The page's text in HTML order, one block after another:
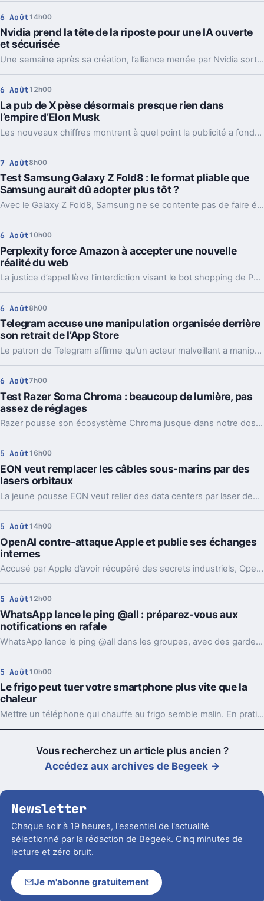
6 Août 14h00
Nvidia prend la tête de la riposte pour une IA ouverte
et sécurisée
Une semaine après sa création, l’alliance menée par Nvidia sort déjà des propositions concrètes pour sécuriser l’IA ouverte. Et ce timing compte.
6 Août 12h00
La pub de X pèse désormais presque rien dans
l’empire d’Elon Musk
Les nouveaux chiffres montrent à quel point la publicité a fondu sur X depuis 2022. Et même en légère hausse sur un trimestre, elle pèse peu dans l’ensemble.
7 Août8h00
Test Samsung Galaxy Z Fold8 : le format pliable que
Samsung aurait dû adopter plus tôt ?
Avec le Galaxy Z Fold8, Samsung ne se contente pas de faire évoluer son smartphone pliable : il change complètement sa philosophie avec un appareil plus court, plus large et étonnamment compact. Un choix qui fonctionne particulièrement bien au quotidien, même si les concessions faites sur la photo et l’autonomie sont difficiles à ignorer sur un smartphone vendu à partir de 1 999 euros.
6 Août 10h00
Perplexity force Amazon à accepter une nouvelle
réalité du web
La justice d’appel lève l’interdiction visant le bot shopping de Perplexity sur Amazon. Une victoire nette, mais loin d’être la fin du match.
6 Août8h00
Telegram accuse une manipulation organisée derrière
son retrait de l’App Store
Le patron de Telegram affirme qu’un acteur malveillant a manipulé les signalements pour faire retirer l’app par Apple. Un précédent qui inquiète vraiment.
6 Août7h00
Test Razer Soma Chroma : beaucoup de lumière, pas
assez de réglages
Razer pousse son écosystème Chroma jusque dans notre dos avec la Soma Chroma, une chaise gaming bardée de RGB et proposée à 529,99 euros. Spectaculaire dans un setup, confortable au quotidien, elle nous laisse pourtant un sentiment mitigé face à une ergonomie étonnamment peu personnalisable à ce niveau de prix.
5 Août 16h00
EON veut remplacer les câbles sous-marins par des
lasers orbitaux
La jeune pousse EON veut relier des data centers par laser depuis l’orbite. Une idée très ambitieuse, portée par l’explosion des besoins en IA.
5 Août 14h00
OpenAI contre-attaque Apple et publie ses échanges
internes
Accusé par Apple d’avoir récupéré des secrets industriels, OpenAI riposte avec des mails et des logs de chat. L’enjeu va bien au-delà du simple procès.
5 Août 12h00
WhatsApp lance le ping @all : préparez-vous aux
notifications en rafale
WhatsApp lance le ping @all dans les groupes, avec des garde-fous. Sondages et création de sous-groupes gagnent aussi en souplesse.
5 Août 10h00
Le frigo peut tuer votre smartphone plus vite que la
chaleur
Mettre un téléphone qui chauffe au frigo semble malin. En pratique, la condensation et le choc thermique peuvent l’abîmer bien plus vite.
Vous recherchez un article plus ancien ?
Accédez aux archives de Begeek →
Newsletter
Chaque soir à 19 heures, l'essentiel de l'actualité
sélectionné par la rédaction de Begeek. Cinq minutes de
lecture et zéro bruit.
Je m'abonne gratuitement